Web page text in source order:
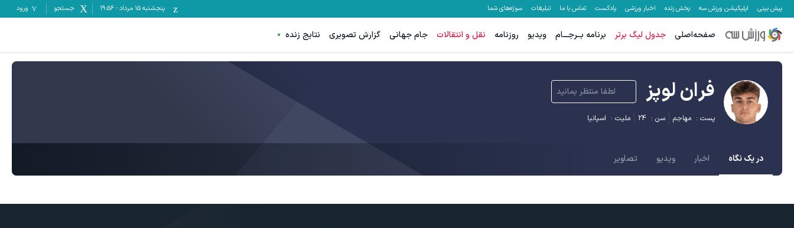
پیش بینی اپلیکیشن ورزش سه پخش زنده اخبار ورزشی پادکست تماس با ما تبلیغات سوژه‌های شما پنجشنبه ۱۵ مرداد -
19:56 جستجو ورود
صفحه‌اصلی جدول لیگ برتر برنامه بــرجـــام ویدیو روزنامه نقل و انتقالات جام جهانی گزارش تصویری نتایج زنده
فران لوپز لطفا منتظر بمانید
پست : مهاجم سن : 24 ملیت : اسپانیا
در یک نگاه اخبار ویدیو تصاویر